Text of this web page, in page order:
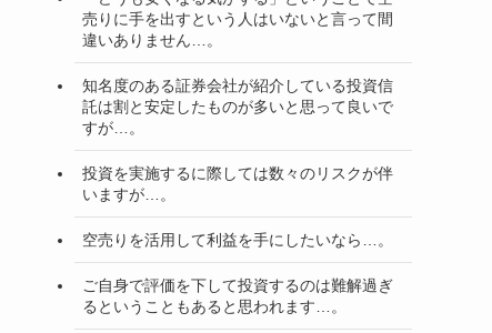
売りに手を出すという人はいないと言って間
違いありません…。
知名度のある証券会社が紹介している投資信
託は割と安定したものが多いと思って良いで
すが…。
投資を実施するに際しては数々のリスクが伴
いますが…。
空売りを活用して利益を手にしたいなら…。
ご自身で評価を下して投資するのは難解過ぎ
るということもあると思われます…。